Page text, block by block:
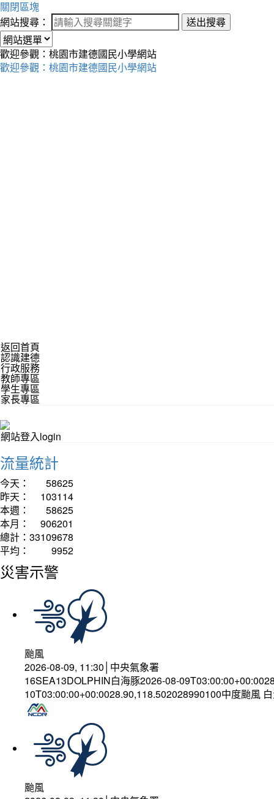
關閉區塊
網站搜尋：
送出搜尋
歡迎參觀：桃園市建德國民小學網站
歡迎參觀：桃園市建德國民小學網站
返回首頁
認識建德
行政服務
教師專區
學生專區
家長專區
網站登入login
流量統計
今天：
58625
昨天：
103114
本週：
58625
本月：
906201
總計： 33109678
平均：
9952
災害示警
颱風
2026-08-09, 11:30│中央氣象署
16SEA13DOLPHIN白海豚2026-08-
10T03:00:00+00:0028.90,118.502028990100中度颱風
颱風